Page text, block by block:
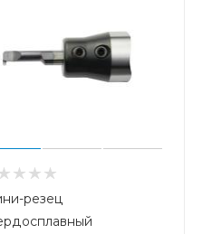
резец